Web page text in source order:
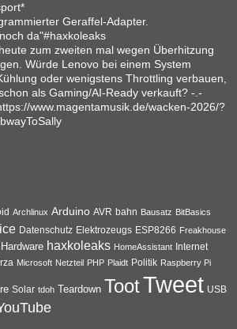
Geraffel-Adapter.
da"#haxkoleaks
zum zweiten mal wegen Überhitzung
Würde Lenovo bei einem System
oder wenigstens Throttling verbauen,
als Gaming/AI-Ready verkauft? -.-
www.magentamusik.de/wacken-2026/?
Archlinux Arduino AVR bahn Bausatz BitBasics
Datenschutz Elektrozeugs ESP8266 Freakhouse
Hardware haxkoleaks HomeAssistant Internet
Microsoft Netzteil PHP Plaidt Politik Raspberry Pi
Solar tdoh Teardown TootTweet USB